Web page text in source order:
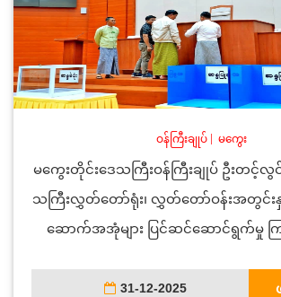
ဝန်ကြီးချုပ်| မကွေး
မကွေးတိုင်းဒေသကြီးဝန်ကြီးချုပ် ဦးတင့်လွ
သကြီးလွှတ်တော်ရုံး၊ လွှတ်တော်ဝန်းအတွင်
ဆောက်အအုံများ ပြင်ဆင်ဆောင်ရွက်မှု
31-12-2025